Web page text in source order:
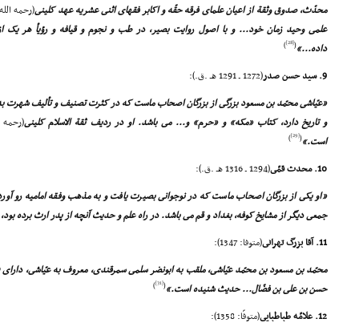
محدّث، صدوق وثقة از اعیان علماى فرقه حقّه و اکابر فقهاى اثنى عشریه عهد کلینى(رحمه
علمى وحید زمان خود... و با اصول روایت بصیر، در طب و نجوم و قیافه و رؤیأ هر یک
داده...»(
[28]
)
9. سید حسن صدر
(1272 ـ 1291 هـ .ق.):
«عیّاشى محمّد بن مسعود بزرگى از بزرگان اصحاب ماست که در کثرت تصنیف و تألیف شهرت به
و تاریخ دارد، کتاب «مکه» و «حرم» و... مى باشد. او در ردیف ثقة الاسلام کلینى(رحمه
است.»(
[29]
)
10. محدث قمّى
(1294 ـ 1316 هـ .ق.):
«او یکى از بزرگان اصحاب ماست که در نوجوانى بصیرت یافت و به مذهب وفقه امامیه رو
جمعى دیگر از مشایخ کوفه، بغداد و قم مى باشد. در راه علم و حدیث آنچه از پدر ارث برده
11. آقا بزرگ تهرانى
(متوفا: 1347):
حسن بن على بن فضّال... حدیث شنیده است.»(
[31]
)
12. علامّه طباطبایى
(متوفّا: 1358):